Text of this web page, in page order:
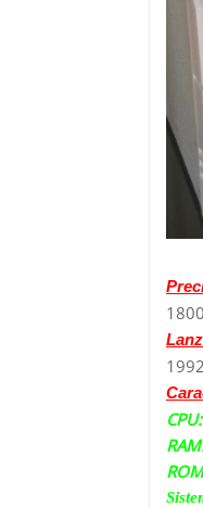
1992
CPU: